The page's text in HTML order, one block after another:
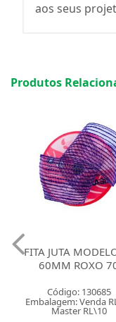
aos seus
Produtos
FITA JUTA
60MM ROXO
Código: 130685
Embalagem: Venda
Master RL\10